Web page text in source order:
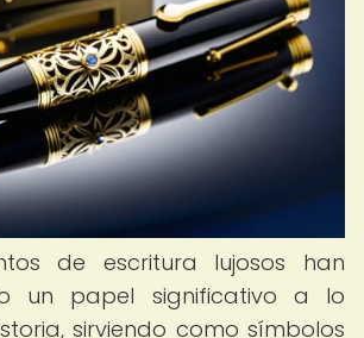
de escritura lujosos han
un papel significativo a lo
sirviendo como símbolos